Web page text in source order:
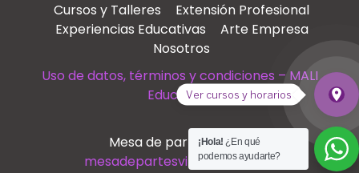
Cursos y Talleres
Extensión Profesional
Experiencias Educativas
Arte Empresa
Nosotros
Uso de datos, términos y condiciones – MALI
Educación
Mesa de partes virtual
mesadepartesvirtual@mali.pe
¡Hola! ¿En qué
podemos ayudarte?
Ver
place
Ver cursos y horarios